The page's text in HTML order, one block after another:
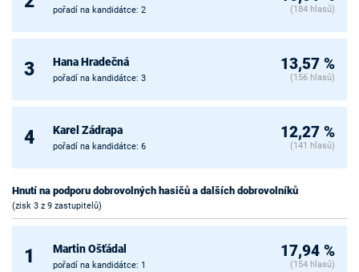
pořadí na kandidátce: 2 (184 hlasů)
3 Hana Hradečná
pořadí na kandidátce: 3
13,57 %
(156 hlasů)
4 Karel Zádrapa
pořadí na kandidátce: 6
12,27 %
(141 hlasů)
Hnutí na podporu dobrovolných hasičů a dalších dobrovolníků
(zisk 3 z 9 zastupitelů)
1 Martin Ošťádal
pořadí na kandidátce: 1
17,94 %
(154 hlasů)